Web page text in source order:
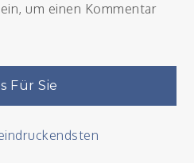
um einen Kommentar
Für Sie